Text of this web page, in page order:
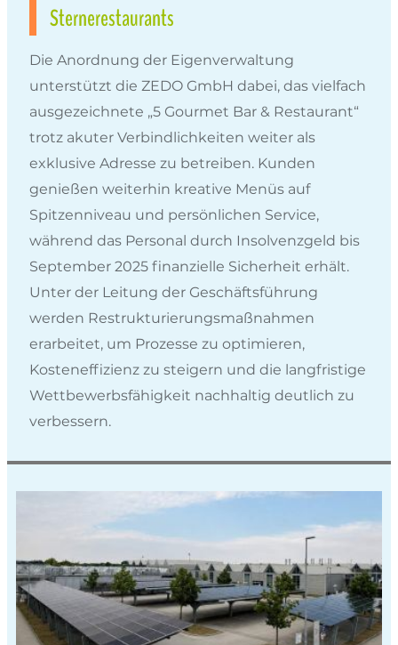
Sternerestaurants
Die Anordnung der Eigenverwaltung
unterstützt die ZEDO GmbH dabei, das vielfach
ausgezeichnete „5 Gourmet Bar & Restaurant“
trotz akuter Verbindlichkeiten weiter als
exklusive Adresse zu betreiben. Kunden
genießen weiterhin kreative Menüs auf
Spitzenniveau und persönlichen Service,
während das Personal durch Insolvenzgeld bis
September 2025 finanzielle Sicherheit erhält.
Unter der Leitung der Geschäftsführung
werden Restrukturierungsmaßnahmen
erarbeitet, um Prozesse zu optimieren,
Kosteneffizienz zu steigern und die langfristige
Wettbewerbsfähigkeit nachhaltig deutlich zu
verbessern.